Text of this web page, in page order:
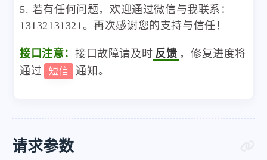
5. 若有任何问题，欢迎通过微信与我联系：
13132131321。再次感谢您的支持与信任！
接口注意： 接口故障请及时 反馈 ，修复进度将
通过
短信 通知。
请求参数